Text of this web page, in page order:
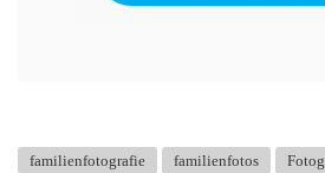
familienfotografie familienfotos